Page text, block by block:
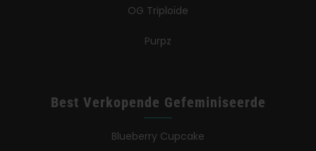
OG Triploïde
Purpz
Best Verkopende Gefeminiseerde
Blueberry Cupcake